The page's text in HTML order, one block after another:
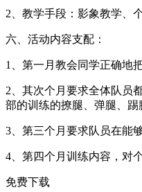
2、教学手段：影象教学、
六、活动内容支配：
1、第一月教会同学正确地
2、其次个月要求全体队员
部的训练的撩腿、弹腿、踢
3、第三个月要求队员在能
4、第四个月训练内容，对
免费下载